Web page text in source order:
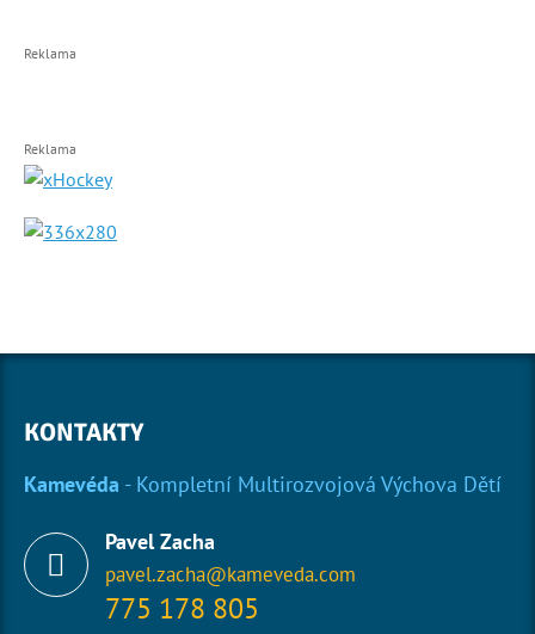
Reklama
Reklama
KONTAKTY
Kamevéda - Kompletní Multirozvojová Výchova Dětí
Pavel Zacha
pavel.zacha@kameveda.com
775 178 805